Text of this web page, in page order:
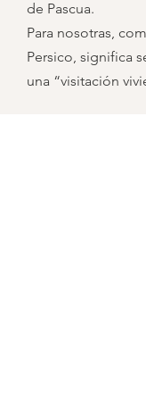
de Pascua.
Para nosotras,
Persico, significa
una “visitación